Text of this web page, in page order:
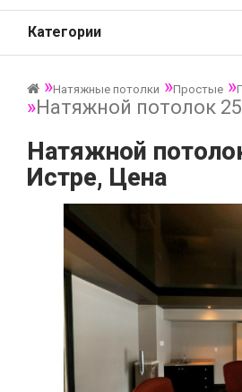
Категории
Натяжные потолки Простые
Натяжной потолок
Натяжной
Истре, Цена